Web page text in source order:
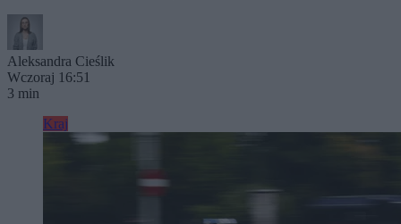
Aleksandra Cieślik
Wczoraj 16:51
3 min
Kraj